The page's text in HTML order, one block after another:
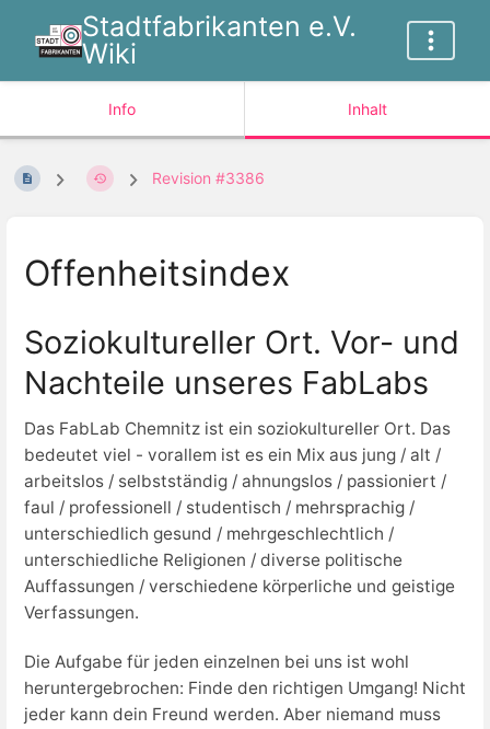
Stadtfabrikanten e.V.
Wiki
Info Inhalt
Revision #3386
Offenheitsindex
Soziokultureller Ort. Vor- und
Nachteile unseres FabLabs
Das FabLab Chemnitz ist ein soziokultureller Ort. Das
bedeutet viel - vorallem ist es ein Mix aus jung / alt /
arbeitslos / selbstständig / ahnungslos / passioniert /
faul / professionell / studentisch / mehrsprachig /
unterschiedlich gesund / mehrgeschlechtlich /
unterschiedliche Religionen / diverse politische
Auffassungen / verschiedene körperliche und geistige
Verfassungen.
Die Aufgabe für jeden einzelnen bei uns ist wohl
heruntergebrochen: Finde den richtigen Umgang! Nicht
jeder kann dein Freund werden. Aber niemand muss